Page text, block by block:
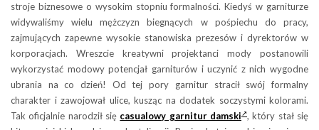
stroje biznesowe o wysokim stopniu formalności. Kiedyś w garniturze
widywaliśmy wielu mężczyzn biegnących w pośpiechu do pracy,
zajmujących zapewne wysokie stanowiska prezesów i dyrektorów w
korporacjach. Wreszcie kreatywni projektanci mody postanowili
wykorzystać modowy potencjał garniturów i uczynić z nich wygodne
ubrania na co dzień! Od tej pory garnitur stracił swój formalny
charakter i zawojował ulice, kusząc na dodatek soczystymi kolorami.
Tak oficjalnie narodził się casualowy garnitur damski , który stał się